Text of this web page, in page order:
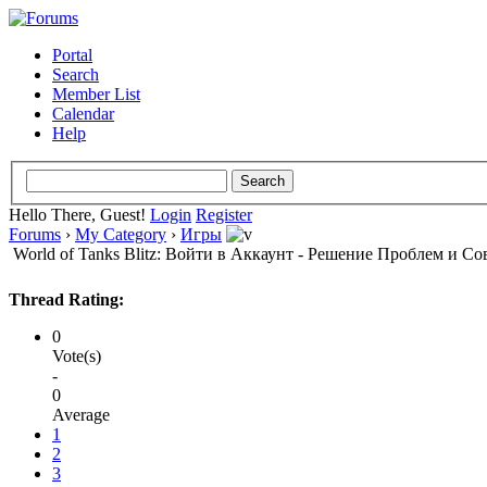
Portal
Search
Member List
Calendar
Help
Hello There, Guest! Login Register
Forums › My Category › Игры
World of Tanks Blitz: Войти в Аккаунт - Решение Проблем и
Thread Rating:
0
Vote(s)
-
0
Average
1
2
3